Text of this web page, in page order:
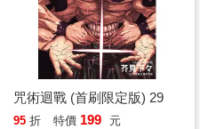
咒術迴戰 (首刷限定版) 29
95 折 特價 199 元